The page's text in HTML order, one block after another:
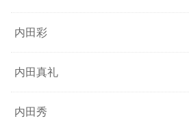
内田彩
内田真礼
内田秀